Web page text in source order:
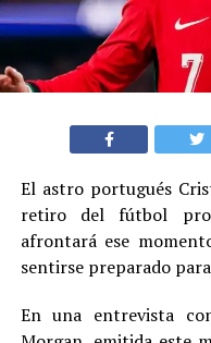
El astro portugués
retiro del fútbol
afrontará ese
sentirse preparado
En una entrevista